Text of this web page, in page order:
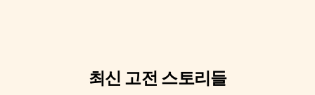
최신 고전 스토리들